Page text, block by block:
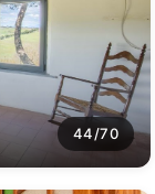
44/70